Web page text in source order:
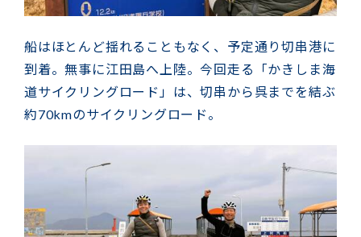
船はほとんど揺れることもなく、予定通り切串港に
到着。無事に江田島へ上陸。今回走る「かきしま海
道サイクリングロード」は、切串から呉までを結ぶ
約70kmのサイクリングロード。